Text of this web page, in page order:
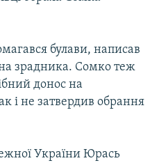
булави, написав
зрадника. Сомко теж
донос на
і не затвердив обрання
України Юрась